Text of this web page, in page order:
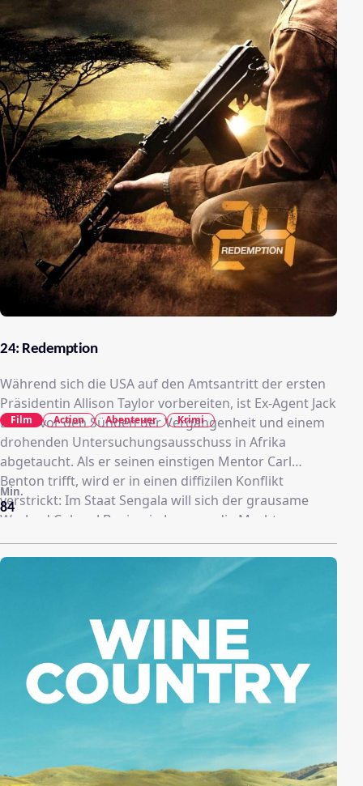
24: Redemption
Während sich die USA auf den Amtsantritt der ersten
Präsidentin Allison Taylor vorbereiten, ist Ex-Agent Jack
Bauer vor den Sünden der Vergangenheit und einem
drohenden Untersuchungsausschuss in Afrika
abgetaucht. Als er seinen einstigen Mentor Carl
Benton trifft, wird er in einen diffizilen Konflikt
verstrickt: Im Staat Sengala will sich der grausame
Warlord Colonel Benjamin Juma an die Macht
putschen - und rekrutiert für seine Armee sogar
Kinder. Bauer will eingreifen, doch ihm läuft die Zeit
84
Min.
Film Action Abenteuer Krimi